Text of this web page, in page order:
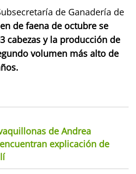
de Ganadería de
de faena de octubre se
cabezas y la producción de
volumen más alto de
de Andrea
explicación de